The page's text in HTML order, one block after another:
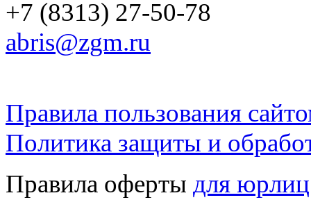
+7 (8313) 27-50-78
abris@zgm.ru
Правила пользования
Политика защиты и
Правила оферты для